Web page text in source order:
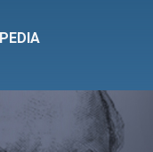
salvação
▸